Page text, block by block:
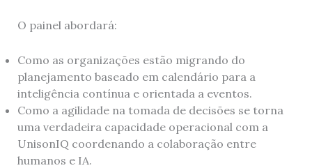
O painel abordará:
Como as organizações estão migrando do
planejamento baseado em calendário para a
inteligência contínua e orientada a eventos.
Como a agilidade na tomada de decisões se torna
uma verdadeira capacidade operacional com a
UnisonIQ coordenando a colaboração entre
humanos e IA.